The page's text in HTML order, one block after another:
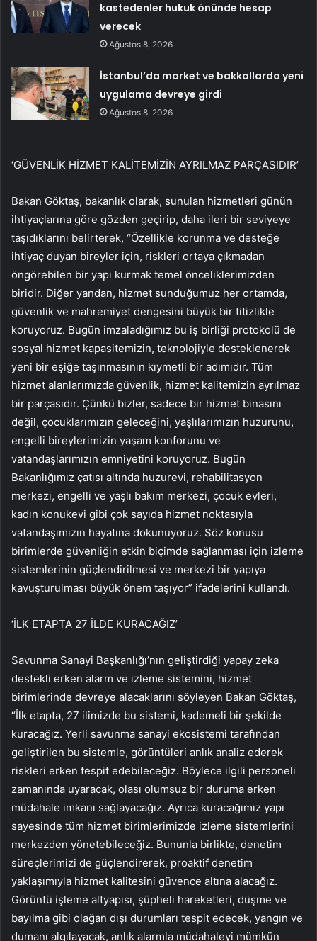
kastedenler hukuk önünde hesap
verecek
Ağustos 8, 2026
İstanbul’da market ve bakkallarda yeni
uygulama devreye girdi
Ağustos 8, 2026
‘GÜVENLİK HİZMET KALİTEMİZİN AYRILMAZ PARÇASIDIR’
Bakan Göktaş, bakanlık olarak, sunulan hizmetleri günün
ihtiyaçlarına göre gözden geçirip, daha ileri bir seviyeye
taşıdıklarını belirterek, “Özellikle korunma ve desteğe
ihtiyaç duyan bireyler için, riskleri ortaya çıkmadan
öngörebilen bir yapı kurmak temel önceliklerimizden
biridir. Diğer yandan, hizmet sunduğumuz her ortamda,
güvenlik ve mahremiyet dengesini büyük bir titizlikle
koruyoruz. Bugün imzaladığımız bu iş birliği protokolü de
sosyal hizmet kapasitemizin, teknolojiyle desteklenerek
yeni bir eşiğe taşınmasının kıymetli bir adımıdır. Tüm
hizmet alanlarımızda güvenlik, hizmet kalitemizin ayrılmaz
bir parçasıdır. Çünkü bizler, sadece bir hizmet binasını
değil, çocuklarımızın geleceğini, yaşlılarımızın huzurunu,
engelli bireylerimizin yaşam konforunu ve
vatandaşlarımızın emniyetini koruyoruz. Bugün
Bakanlığımız çatısı altında huzurevi, rehabilitasyon
merkezi, engelli ve yaşlı bakım merkezi, çocuk evleri,
kadın konukevi gibi çok sayıda hizmet noktasıyla
vatandaşımızın hayatına dokunuyoruz. Söz konusu
birimlerde güvenliğin etkin biçimde sağlanması için izleme
sistemlerinin güçlendirilmesi ve merkezi bir yapıya
kavuşturulması büyük önem taşıyor” ifadelerini kullandı.
‘İLK ETAPTA 27 İLDE KURACAĞIZ’
Savunma Sanayi Başkanlığı’nın geliştirdiği yapay zeka
destekli erken alarm ve izleme sistemini, hizmet
birimlerinde devreye alacaklarını söyleyen Bakan Göktaş,
“İlk etapta, 27 ilimizde bu sistemi, kademeli bir şekilde
kuracağız. Yerli savunma sanayi ekosistemi tarafından
geliştirilen bu sistemle, görüntüleri anlık analiz ederek
riskleri erken tespit edebileceğiz. Böylece ilgili personeli
zamanında uyaracak, olası olumsuz bir duruma erken
müdahale imkanı sağlayacağız. Ayrıca kuracağımız yapı
sayesinde tüm hizmet birimlerimizde izleme sistemlerini
merkezden yönetebileceğiz. Bununla birlikte, denetim
süreçlerimizi de güçlendirerek, proaktif denetim
yaklaşımıyla hizmet kalitesini güvence altına alacağız.
Görüntü işleme altyapısı, şüpheli hareketleri, düşme ve
bayılma gibi olağan dışı durumları tespit edecek, yangın ve
dumanı algılayacak, anlık alarmla müdahaleyi mümkün